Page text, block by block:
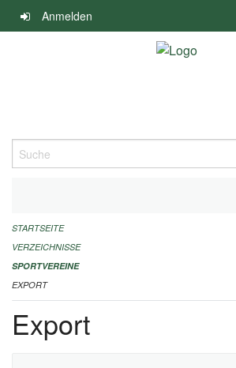
Navigation
überspringen
Anmelden
Suche
ALLGEMEINE INFORMATIONEN
FINANZIELLE UNTERSTÜTZUNG BENÖTIGT?
KONTAKT
STARTSEITE
VERZEICHNISSE
SPORTVEREINE
EXPORT
Export